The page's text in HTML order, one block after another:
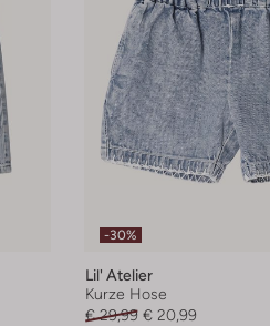
-30%
Lil' Atelier
Kurze Hose
€ 29,99 € 20,99